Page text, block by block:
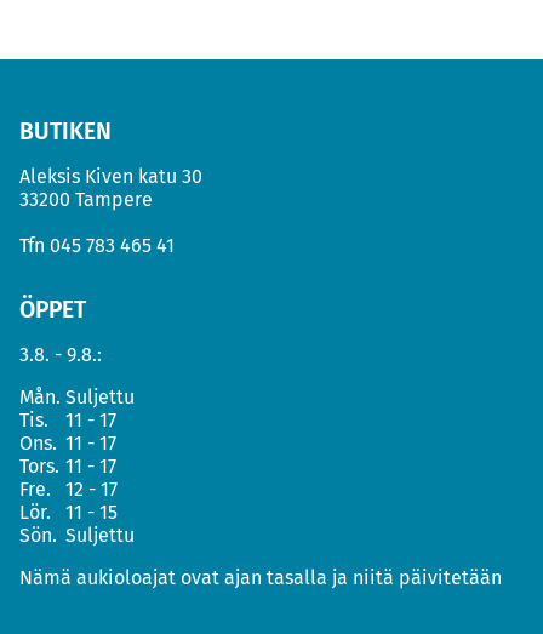
BUTIKEN
Aleksis Kiven katu 30
33200 Tampere
Tfn 045 783 465 41
ÖPPET
3.8. - 9.8.:
Mån. Suljettu
Tis.
11 - 17
Ons. 11 - 17
Tors. 11 - 17
Fre.
12 - 17
Lör.
11 - 15
Sön. Suljettu
Nämä aukioloajat ovat ajan tasalla ja niitä päivitetään